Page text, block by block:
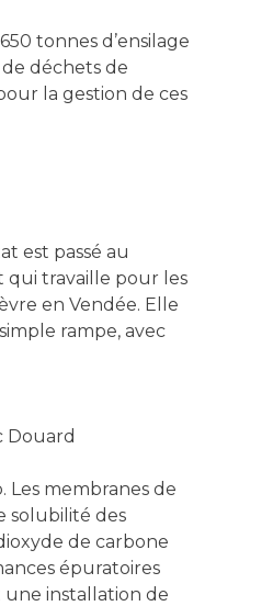
tonnes d’ensilage
de déchets de
la gestion de ces
est passé au
qui travaille pour les
en Vendée. Elle
rampe, avec
Douard
membranes de
solubilité des
de carbone
épuratoires
installation de